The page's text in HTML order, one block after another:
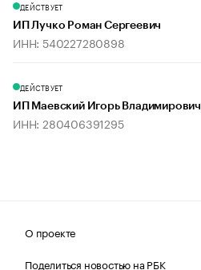
ДЕЙСТВУЕТ
ИП Лучко Роман Сергеевич
ИНН: 540227280898
ДЕЙСТВУЕТ
ИП Маевский Игорь Владимирович
ИНН: 280406391295
О проекте
Поделиться новостью на РБК